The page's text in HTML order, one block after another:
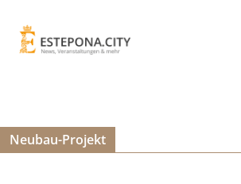
Neubau-Projekt